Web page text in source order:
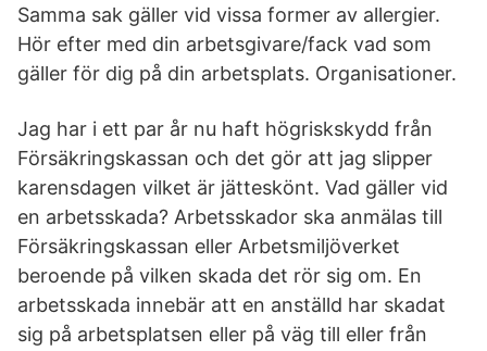
Samma sak gäller vid vissa former av allergier.
Hör efter med din arbetsgivare/fack vad som
gäller för dig på din arbetsplats. Organisationer.
Jag har i ett par år nu haft högriskskydd från
Försäkringskassan och det gör att jag slipper
karensdagen vilket är jätteskönt. Vad gäller vid
en arbetsskada? Arbetsskador ska anmälas till
Försäkringskassan eller Arbetsmiljöverket
beroende på vilken skada det rör sig om. En
arbetsskada innebär att en anställd har skadat
sig på arbetsplatsen eller på väg till eller från